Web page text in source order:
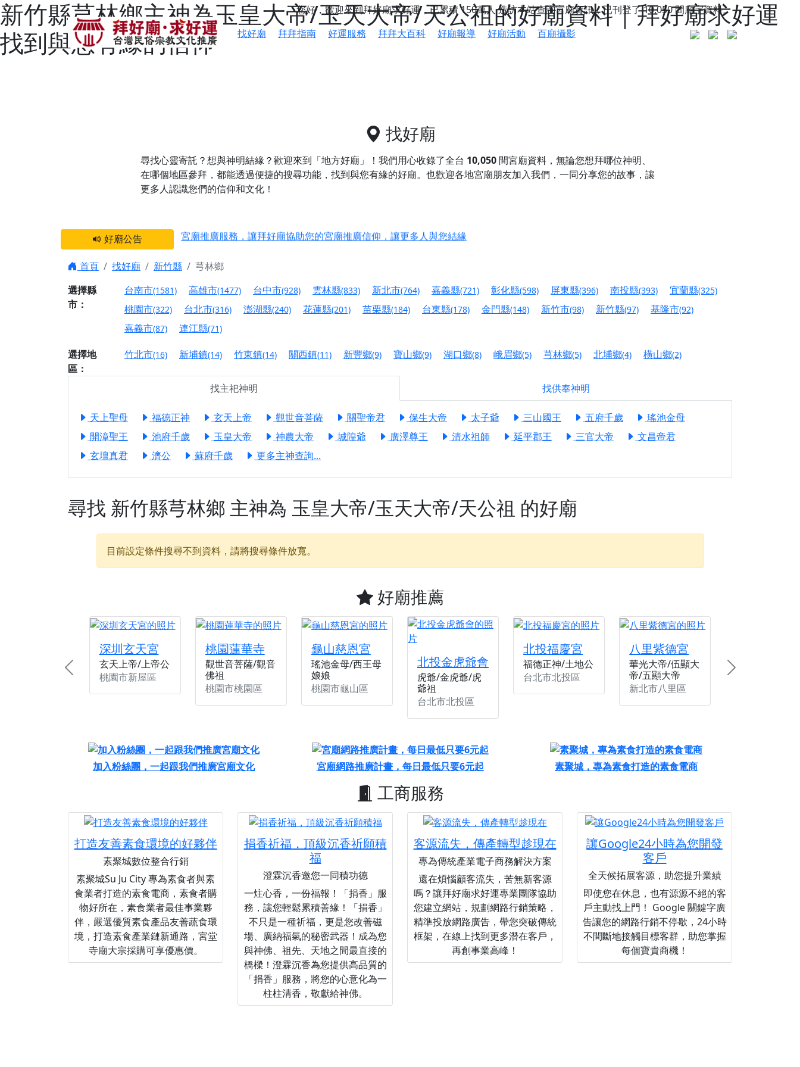
新竹縣芎林鄉主神為玉皇大帝/玉天大帝/天公祖的好廟資料｜拜好廟求好運
找到與您有緣的信仰
您好，歡迎來到拜好廟求好運，已累積150萬人造訪本站查詢宮廟資訊，已刊登了10,050間廟宇資料。
找好廟
拜拜指南 好運服務 拜拜大百科 好廟報導 好廟活動 百廟攝影
找好廟
尋找心靈寄託？想與神明結緣？歡迎來到「地方好廟」！我們用心收錄了全台 10,050 間宮廟資料，無論您想拜哪位神明、
在哪個地區參拜，都能透過便捷的搜尋功能，找到與您有緣的好廟。 也歡迎各地宮廟朋友加入我們，一同分享您的故事，讓
更多人認識您們的信仰和文化！
好廟公告
宮廟推廣服務，讓拜好廟協助您的宮廟推廣信仰，讓更多人與您結緣
之旅」！
【台北北投 唭哩岸慈生宮】慶讚中元普渡法會，誠摯邀請您一同參與，為自己與家人累積福德、祈求平安好運
【屏東縣獅子鄉 楓港清華山聖天宮】驪山母娘聖誕暨中元普渡大法會，誠邀十方善信大德，一同回到母娘慈悲座前，祈福納祥、慎
終追遠、廣植福田
【桃園市 桃園蓮華寺】盂蘭盆中元報恩法會，這場法會不只是超薦與普渡，更是一份對祖先的感恩、對親人的思念，也是為家人祈
願平安順遂的慈悲心意。
【新北貢寮 南極玉明殿】中元普渡大法會，誠摯歡迎十方善信大德隨喜贊普，為祖先親眷祈求安息，也為自身與家人累積福德、種
【桃園慈善宮(天公廟)】中元普渡交給專業的來，省時省力又積福！「玉皇大帝 大天尊」 親自坐鎮主法！幫你累積的功德福報自然
是「超級加倍」！
【台北北投 福慶宮】慶讚中元普渡法會，誠摯邀請十方善信大德，一同回到北投土地公埔，祈願闔家平安、地方祥和、福運綿長。
【桃園龜山 慈恩宮】瑤池金母聖誕祝壽盛典，邀請十方善信大德蒞臨參香祝壽，同沐母娘慈光，共祈平安吉祥
【新北八里 紫德宮】丙午年中元普渡讚普超薦法會，普施眾生・慎終追遠・廣植福田
【台北北投金虎爺會】父親節陪爸爸一起闖關趣，邀請大小朋友一起留下珍貴的家庭回憶
【新北八里 紫德宮】父親節奉茶感恩活動，一杯茶，一份心意；一句感謝，一生難忘。
歡迎友廟長官、小編加入我們LINE官方帳號，讓我們協助您的廟宇推廣。
歡迎信眾分享您前往廟宇的參拜體驗，推廣您的信仰
首頁 找好廟 新竹縣
芎林鄉
選擇縣
市：
台南市(1581) 高雄市(1477) 台中市(928) 雲林縣(833) 新北市(764) 嘉義縣(721) 彰化縣(598) 屏東縣(396) 南投縣(393) 宜蘭縣(325)
桃園市(322) 台北市(316) 澎湖縣(240) 花蓮縣(201) 苗栗縣(184) 台東縣(178) 金門縣(148) 新竹市(98) 新竹縣(97) 基隆市(92)
嘉義市(87) 連江縣(71)
選擇地
區：
竹北市(16) 新埔鎮(14) 竹東鎮(14) 關西鎮(11) 新豐鄉(9) 寶山鄉(9) 湖口鄉(8) 峨眉鄉(5) 芎林鄉(5) 北埔鄉(4) 橫山鄉(2)
找主祀神明 找供奉神明
天上聖母 福德正神 玄天上帝 觀世音菩薩 關聖帝君 保生大帝 太子爺 三山國王 五府千歲
瑤池金母
開漳聖王
池府千歲 玉皇大帝 神農大帝 城隍爺 廣澤尊王 清水祖師 延平郡王 三官大帝
文昌帝君
玄壇真君
濟公 蘇府千歲 更多主神查詢...
尋找 新竹縣芎林鄉 主神為 玉皇大帝/玉天大帝/天公祖 的好廟
目前設定條件搜尋不到資料，請將搜尋條件放寬。
好廟推薦
深圳玄天宮
玄天上帝/上帝公
桃園市新屋區
桃園蓮華寺
觀世音菩薩/觀音
佛祖
桃園市桃園區
龜山慈恩宮
瑤池金母/西王母
娘娘
桃園市龜山區
北投金虎爺會
虎爺/金虎爺/虎
爺祖
台北市北投區
北投福慶宮
福德正神/土地公
台北市北投區
八里紫德宮
華光大帝/伍顯大
帝/五顯大帝
新北市八里區
Previous Next
加入粉絲團，一起跟我們推廣宮廟文化 宮廟網路推廣計畫，每日最低只要6元起 素聚城，專為素食打造的素食電商
工商服務
打造友善素食環境的好夥伴
素聚城數位整合行銷
素聚城Su Ju City 專為素食者與素
食業者打造的素食電商，素食者購
物好所在，素食業者最佳事業夥
伴，嚴選優質素食產品友善蔬食環
境，打造素食產業鏈新通路，宮堂
寺廟大宗採購可享優惠價。
捐香祈福，頂級沉香祈願積
福
澄霖沉香邀您一同積功德
一炷心香，一份福報！「捐香」服
務，讓您輕鬆累積善緣！「捐香」
不只是一種祈福，更是您改善磁
場、廣納福氣的秘密武器！成為您
與神佛、祖先、天地之間最直接的
橋樑！澄霖沉香為您提供高品質的
「捐香」服務，將您的心意化為一
柱柱清香，敬獻給神佛。
客源流失，傳產轉型趁現在
專為傳統產業電子商務解決方案
還在煩惱顧客流失，苦無新客源
嗎？讓拜好廟求好運專業團隊協助
您建立網站，規劃網路行銷策略，
精準投放網路廣告，帶您突破傳統
框架，在線上找到更多潛在客戶，
再創事業高峰！
讓Google24小時為您開發
客戶
全天候拓展客源，助您提升業績
即使您在休息，也有源源不絕的客
戶主動找上門！ Google 關鍵字廣
告讓您的網路行銷不停歇，24小時
不間斷地接觸目標客群，助您掌握
每個寶貴商機！